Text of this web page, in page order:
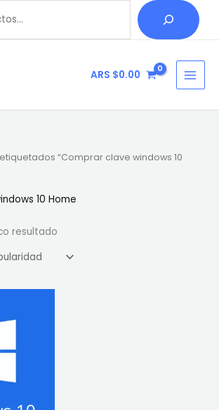
ARS $0.00
“Comprar clave windows 10
10 Home
resultado